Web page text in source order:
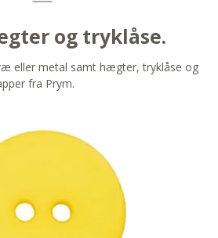
og tryklåse.
eller metal samt hægter, tryklåse og
fra Prym.